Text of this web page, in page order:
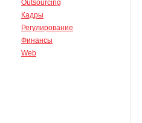
Outsourcing
Кадры
Регулирование
Финансы
Web